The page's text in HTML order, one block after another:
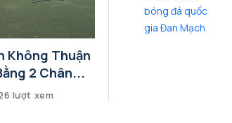
Không Thuận
2 Chân...
lượt xem